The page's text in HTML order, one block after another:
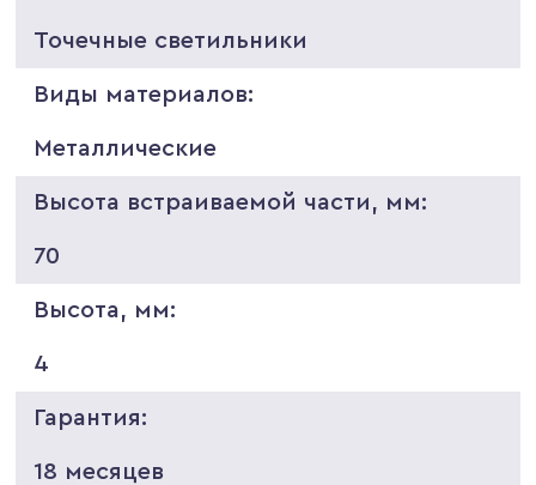
Точечные светильники
Виды материалов:
Металлические
Высота встраиваемой части, мм:
70
Высота, мм:
4
Гарантия:
18 месяцев